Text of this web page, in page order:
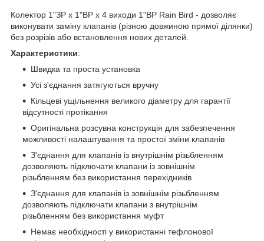
Колектор 1"ЗР х 1"ВР х 4 виходи 1"ВР Rain Bird - дозволяє
виконувати заміну клапанів (різною довжиною прямої ділянки)
без розрізів або встановлення нових деталей.
Характеристики:
Швидка та проста установка
Усі з'єднання затягуються вручну
Кільцеві ущільнення великого діаметру для гарантії
відсутності протікання
Оригінальна розсувна конструкція для забезпечення
можливості налаштування та простої зміни клапанів
З'єднання для клапанів із внутрішнім різьбленням
дозволяють підключати клапани із зовнішнім
різьбленням без використання перехідників
З'єднання для клапанів із зовнішнім різьбленням
дозволяють підключати клапани з внутрішнім
різьбленням без використання муфт
Немає необхідності у використанні тефлонової